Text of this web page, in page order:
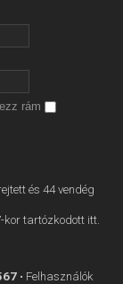
rám
és 44 vendég
kor tartózkodott itt.
• Felhasználók